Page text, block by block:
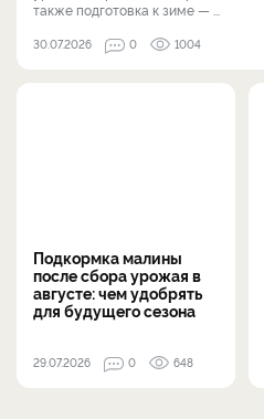
также подготовка к зиме — ...
30.07.2026 0 1004
Подкормка малины
после сбора урожая в
августе: чем удобрять
для будущего сезона
29.07.2026 0 648